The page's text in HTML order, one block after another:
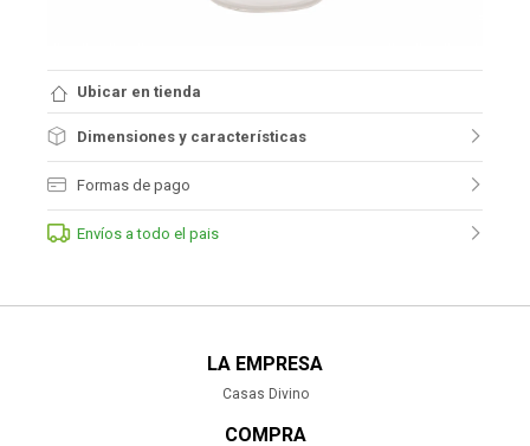
Ubicar en tienda
Dimensiones y características
Formas de pago
Envíos a todo el pais
LA EMPRESA
Casas Divino
COMPRA